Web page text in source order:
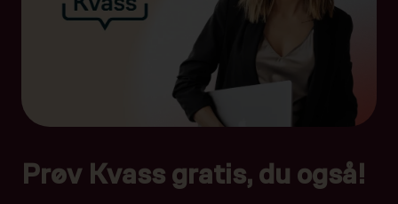
Prøv Kvass gratis, du også!